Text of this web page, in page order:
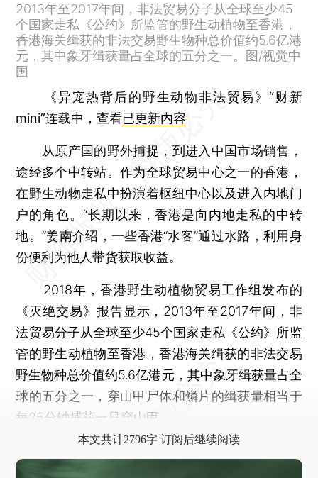
2013年至2017年间，非法贸易分子从全球至少45
个国家走私《公约》所监管的野生动植物至香港，
香港海关缉获的非法交易野生物种总价值约5.6亿港
元，其中象牙缉获量占全球的五分之一。图/视觉中
国
《异宠热背后的野生动物非法贸易》“财新
mini”连载中，查看已更新内容
从原产国的野外捕捉，到进入中国市场销售，
途经多个中转站。作为全球贸易中心之一的香港，
在野生动物走私中扮演着枢纽中心以及进入内地门
户的角色。“长期以来，香港是向内地走私的中转
地。”姜南介绍，一些香港“水客”通过水路，利用身
份便利为他人带货获取收益。
2018年，香港野生动植物贸易工作组发布的
《灭绝交易》报告显示，2013年至2017年间，非
法贸易分子从全球至少45个国家走私《公约》所监
管的野生动植物至香港，香港海关缉获的非法交易
野生物种总价值约5.6亿港元，其中象牙缉获量占全
球的五分之一，穿山甲尸体和鳞片的缉获量相当于
每25分钟捕获一只穿山甲。
本文共计2796字 订阅后继续阅读